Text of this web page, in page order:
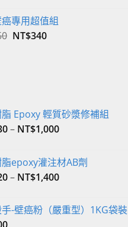
格：
NT$2,800。
專用超值組
原
NT$340目
Epoxy 輕質砂漿修補組
– NT$1,000
epoxy灌注材AB劑
– NT$1,400
-壁癌粉（嚴重型）1KG袋裝